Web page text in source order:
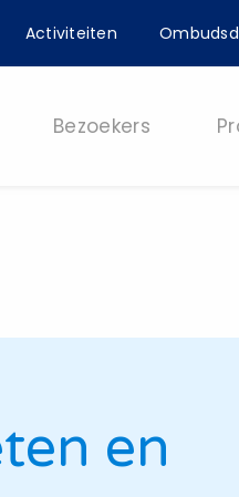
Activiteiten
Bezoekers
en